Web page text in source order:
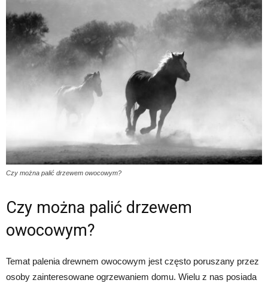
Czy można palić drzewem owocowym?
Czy można palić drzewem
owocowym?
Temat palenia drewnem owocowym jest często poruszany przez
osoby zainteresowane ogrzewaniem domu. Wielu z nas posiada